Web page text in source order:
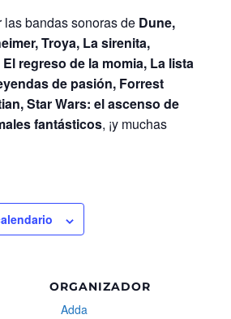
las bandas sonoras de Dune,
Troya, La sirenita,
regreso de la momia, La lista
de pasión, Forrest
Star Wars: el ascenso de
fantásticos, ¡y muchas
ORGANIZADOR
Adda